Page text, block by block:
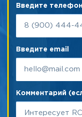
Введите телефон
Введите email
Комментарий